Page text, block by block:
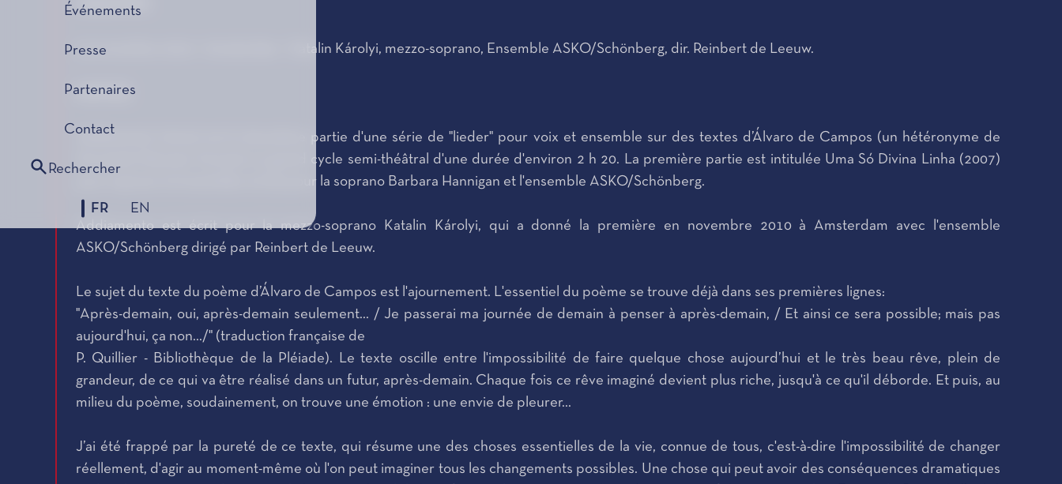
Événements
Presse
Partenaires
Contact
Rechercher
FR EN
CREATION
15 novembre 2010 - Amsterdam - Katalin Károlyi, mezzo-soprano, Ensemble ASKO/Schönberg, dir. Reinbert de Leeuw.
NOTICE
Addiamento (2010) est la deuxième partie d'une série de "lieder" pour voix et ensemble sur des textes d’Álvaro de Campos (un hétéronyme de
Fernando Pessoa), formant un grand cycle semi-théâtral d'une durée d'environ 2 h 20. La première partie est intitulée Uma Só Divina Linha (2007)
pour soprano et ensemble, écrite pour la soprano Barbara Hannigan et l'ensemble ASKO/Schönberg.
Addiamento est écrit pour la mezzo-soprano Katalin Károlyi, qui a donné la première en novembre 2010 à Amsterdam avec l'ensemble
ASKO/Schönberg dirigé par Reinbert de Leeuw.
Le sujet du texte du poème d’Álvaro de Campos est l'ajournement. L'essentiel du poème se trouve déjà dans ses premières lignes:
"Après-demain, oui, après-demain seulement... / Je passerai ma journée de demain à penser à après-demain, / Et ainsi ce sera possible; mais pas
aujourd'hui, ça non.../" (traduction française de
P. Quillier - Bibliothèque de la Pléiade). Le texte oscille entre l'impossibilité de faire quelque chose aujourd’hui et le très beau rêve, plein de
grandeur, de ce qui va être réalisé dans un futur, après-demain. Chaque fois ce rêve imaginé devient plus riche, jusqu'à ce qu'il déborde. Et puis, au
milieu du poème, soudainement, on trouve une émotion : une envie de pleurer...
J’ai été frappé par la pureté de ce texte, qui résume une des choses essentielles de la vie, connue de tous, c'est-à-dire l'impossibilité de changer
réellement, d'agir au moment-même où l'on peut imaginer tous les changements possibles. Une chose qui peut avoir des conséquences dramatiques